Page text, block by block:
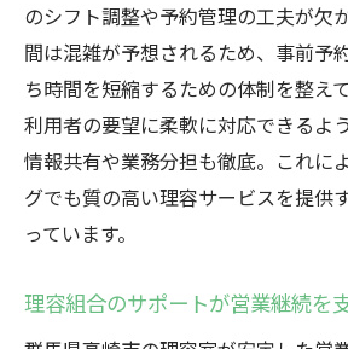
のシフト調整や予約管理の工夫が欠
間は混雑が予想されるため、事前予
ち時間を短縮するための体制を整え
利用者の要望に柔軟に対応できるよ
情報共有や業務分担も徹底。これに
グでも質の高い理容サービスを提供
っています。
理容組合のサポートが営業継続を